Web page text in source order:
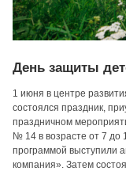
День защиты
1 июня в центре
состоялся праздник,
праздничном
№ 14 в возрасте от 7 до
программой выступили
компания». Затем